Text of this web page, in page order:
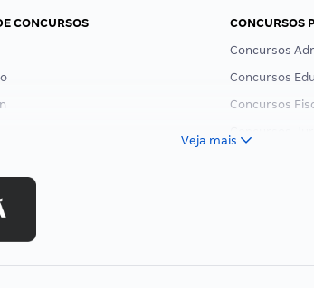
CONCURSOS
CONCURSOS
Concursos
Concursos
Concursos
Residência
Veja mais